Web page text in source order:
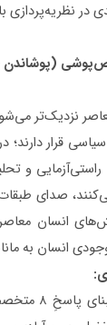
در
(پوشاندن
نزدیک‌تر
قرار
و
صدای
انسان معاصر
انسان به
این